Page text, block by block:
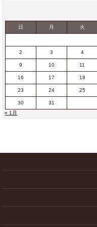
日 月 火
2 3 4
9 10 11
16 17 18
23 24 25
30
31
« 1月